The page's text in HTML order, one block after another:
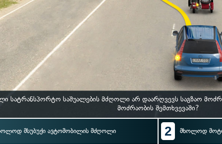
სატრანსპორტო საშუალების მძღოლი არ დაარღვევს საგზაო
მოძრაობის შემთხვევაში?
მსუბუქი ავტომობილის მძღოლი 2 მხოლოდ